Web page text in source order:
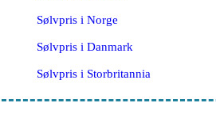
Sølvpris i Norge
Sølvpris i Danmark
Sølvpris i Storbritannia